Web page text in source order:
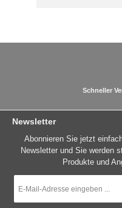
Schneller
Newsletter
Abonnieren Sie jetzt
Newsletter und Sie werden
Produkte und
Mail-